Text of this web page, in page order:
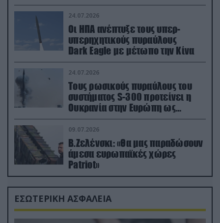
24.07.2026
Οι ΗΠΑ ανέπτυξε τους υπερ-
υπερηχητικούς πυραύλους
Dark Eagle με μέτωπο την Κίνα
24.07.2026
Τους ρωσικούς πυραύλους του
συστήματος S-300 προτείνει η
Ουκρανία στην Ευρώπη ως
αντιβαλλιστικό σύστημα
09.07.2026
Β.Ζελένσκι: «Θα μας παραδώσουν
άμεσα ευρωπαϊκές χώρες
Patriot»
ΕΣΩΤΕΡΙΚΗ ΑΣΦΑΛΕΙΑ